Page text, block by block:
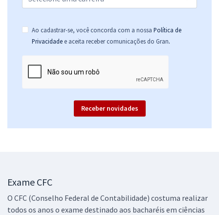
Ao cadastrar-se, você concorda com a nossa Política de
Privacidade e aceita receber comunicações do Gran.
Receber novidades
Exame CFC
O CFC (Conselho Federal de Contabilidade) costuma realizar
todos os anos o exame destinado aos bacharéis em ciências